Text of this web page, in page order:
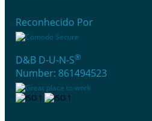
Reconhecido Por
D&B D-U-N-S®
Number: 861494523